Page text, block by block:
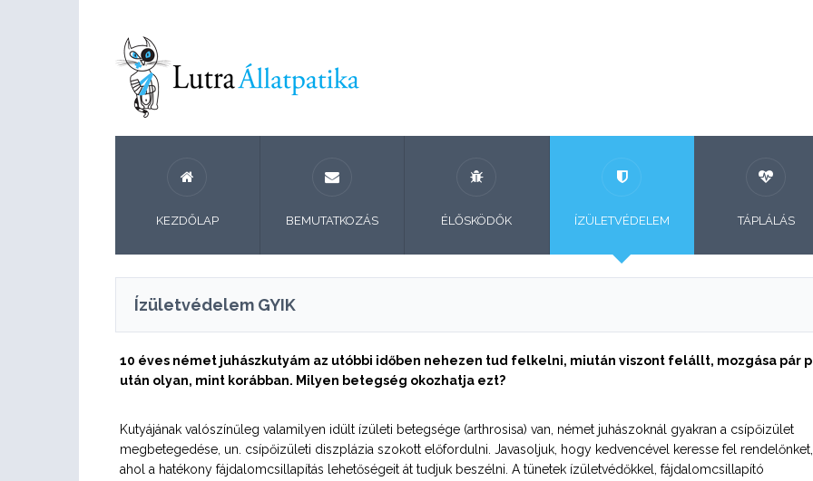
KEZDŐLAP BEMUTATKOZÁS ÉLŐSKÖDŐK ÍZÜLETVÉDELEM TÁPLÁLÁS
Ízületvédelem GYIK
10 éves német juhászkutyám az utóbbi időben nehezen tud felkelni, miután viszont felállt, mozgása pár
után olyan, mint korábban. Milyen betegség okozhatja ezt?
Kutyájának valószínűleg valamilyen idült ízületi betegsége (arthrosisa) van, német juhászoknál gyakran a csípőizület
megbetegedése, un. csípőizületi diszplázia szokott előfordulni. Javasoljuk, hogy kedvencével keresse fel rendelőnket,
ahol a hatékony fájdalomcsillapítás lehetőségeit át tudjuk beszélni. A tünetek ízületvédőkkel, fájdalomcsillapító